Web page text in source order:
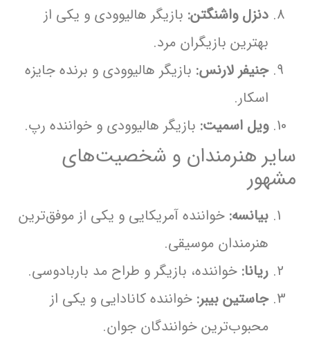
دنزل واشنگتن: بازیگر هالیوودی و یکی از
بهترین بازیگران مرد.
جنیفر لارنس: بازیگر هالیوودی و برنده جایزه
اسکار.
ویل اسمیت: بازیگر هالیوودی و خواننده رپ.
سایر هنرمندان و شخصیت‌های
مشهور
بیانسه: خواننده آمریکایی و یکی از موفق‌ترین
هنرمندان موسیقی.
ریانا: خواننده، بازیگر و طراح مد باربادوسی.
جاستین بیبر: خواننده کانادایی و یکی از
محبوب‌ترین خوانندگان جوان.